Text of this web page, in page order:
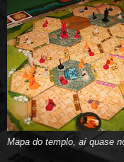
Mapa do templo, aí quase